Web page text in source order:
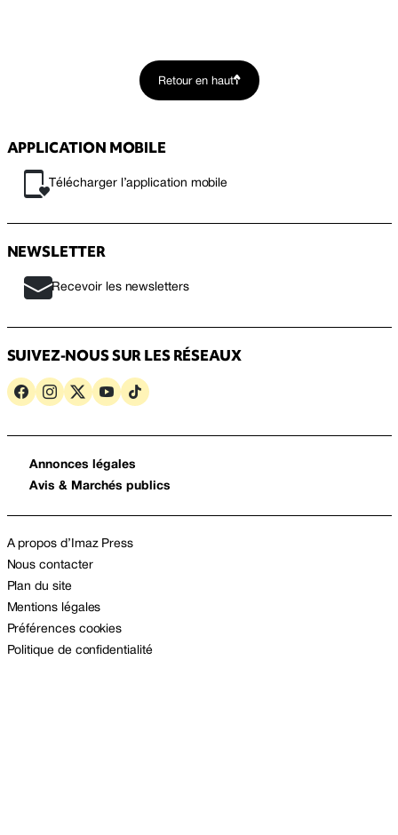
Retour en haut
APPLICATION MOBILE
Télécharger l’application mobile
NEWSLETTER
Recevoir les newsletters
SUIVEZ-NOUS SUR LES RÉSEAUX
Annonces légales
Avis & Marchés publics
A propos d’Imaz Press
Nous contacter
Plan du site
Mentions légales
Préférences cookies
Politique de confidentialité